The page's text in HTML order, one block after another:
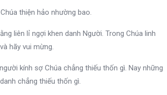
thiện hảo nhường bao.
liên lỉ ngợi khen danh Người. Trong Chúa linh
hãy vui mừng.
kính sợ Chúa chẳng thiếu thốn gì. Nay những
chẳng thiếu thốn gì.